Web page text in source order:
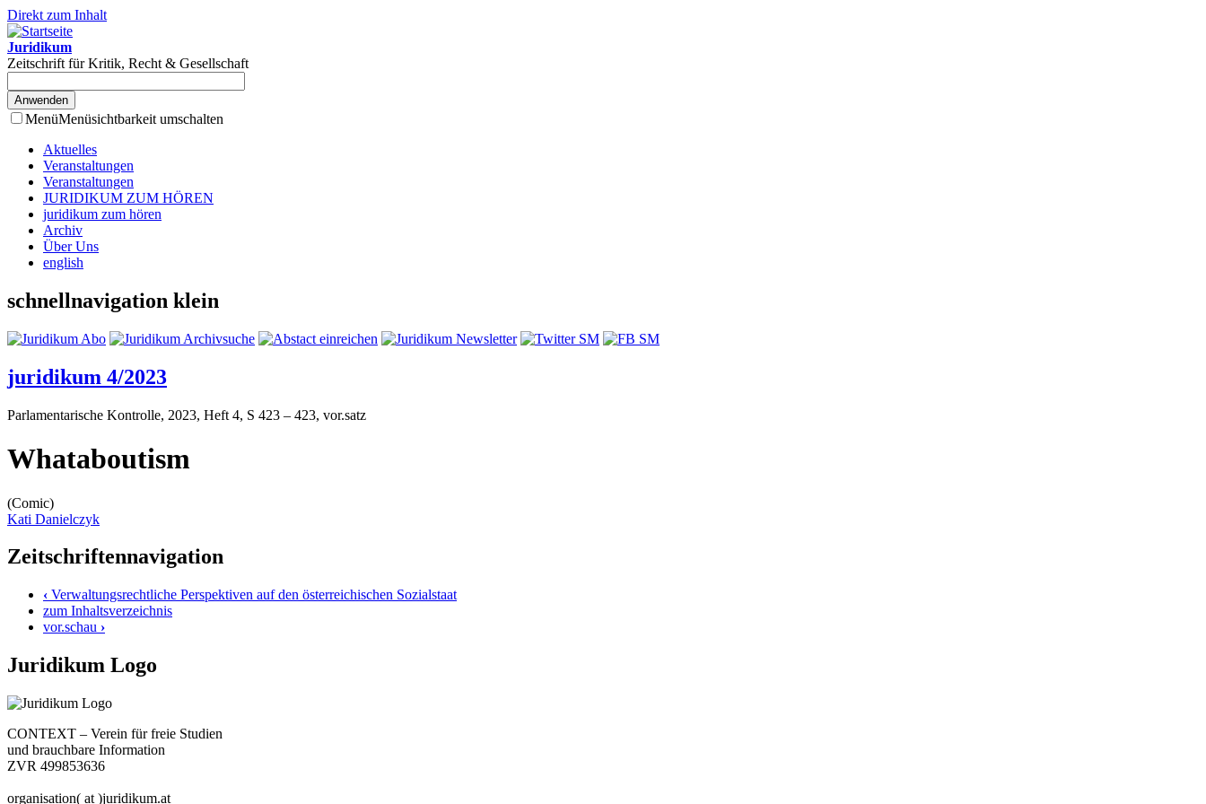
Direkt zum Inhalt
Juridikum
Zeitschrift für Kritik, Recht & Gesellschaft
MenüMenüsichtbarkeit umschalten
Aktuelles
Veranstaltungen
Veranstaltungen
JURIDIKUM ZUM HÖREN
juridikum zum hören
Archiv
Über Uns
english
schnellnavigation klein
juridikum 4/2023
Parlamentarische Kontrolle, 2023, Heft 4, S 423 – 423, vor.satz
Whataboutism
(Comic)
Kati Danielczyk
Zeitschriftennavigation
‹ Verwaltungsrechtliche Perspektiven auf den österreichischen Sozialstaat
zum Inhaltsverzeichnis
vor.schau ›
Juridikum Logo
CONTEXT – Verein für freie Studien
und brauchbare Information
ZVR 499853636
organisation( at )juridikum.at